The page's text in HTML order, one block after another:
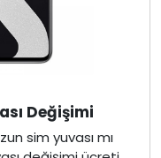
Değişimi
sim yuvası mı